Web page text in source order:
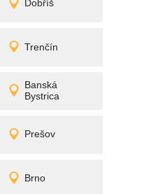
Dobříš
Detail
Trenčín
Detail
promítání
Banská
Bystrica
Detail
promítání
Prešov
Detail
promítání
Brno
Detail
promítání